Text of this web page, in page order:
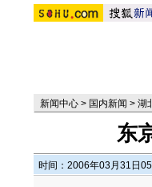
新闻中心 > 国内新闻 > 湖
东
时间：2006年03月31日